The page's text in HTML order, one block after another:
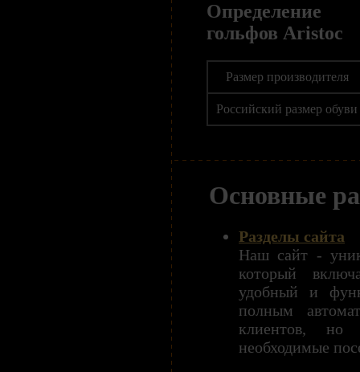
Определение
гольфов Aristoc
Размер производителя
Российский размер обуви
Основные
Разделы сайта
Наш сайт -
который
удобный и
полным
клиентов,
необходимые